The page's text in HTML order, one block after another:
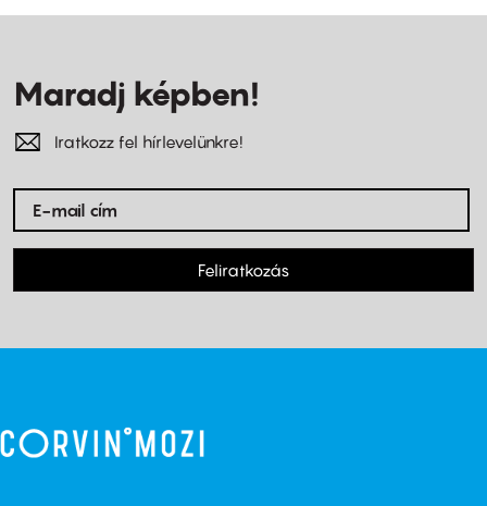
Maradj képben!
Iratkozz fel hírlevelünkre!
Feliratkozás